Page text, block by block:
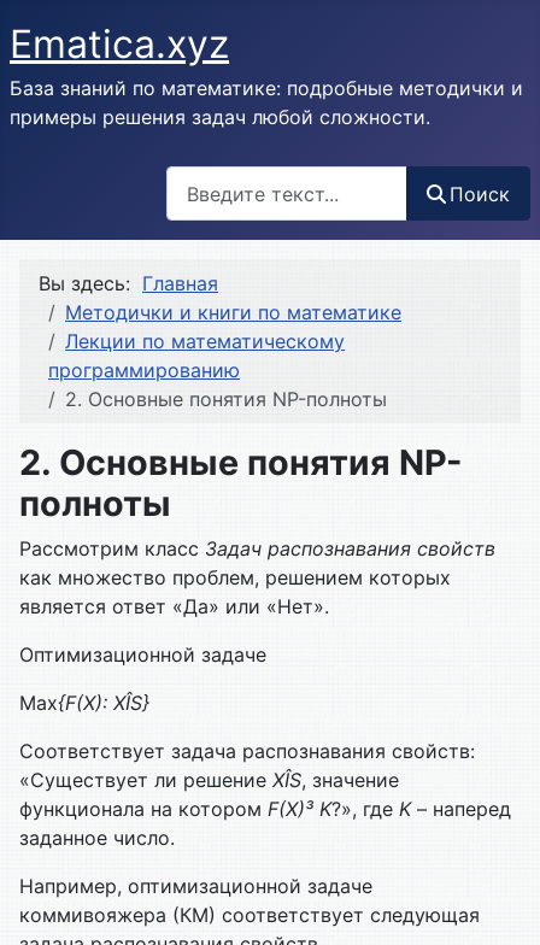
Ematica.xyz
База знаний по математике: подробные методички и
примеры решения задач любой сложности.
Поиск
Вы здесь: Главная
Методички и книги по математике
Лекции по математическому
программированию
2. Основные понятия NP-полноты
2. Основные понятия NP-
полноты
Рассмотрим класс Задач распознавания свойств
как множество проблем, решением которых
является ответ «Да» или «Нет».
Оптимизационной задаче
Max{F(X): XÎS}
Соответствует задача распознавания свойств:
«Существует ли решение XÎS, значение
функционала на котором F(X)³ K?», где K– наперед
заданное число.
Например, оптимизационной задаче
коммивояжера (КМ) соответствует следующая